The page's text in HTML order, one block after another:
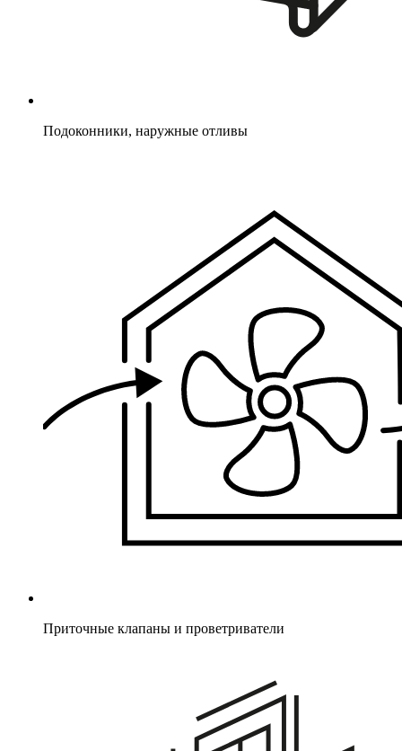
Подоконники, наружные отливы
Приточные клапаны и проветриватели